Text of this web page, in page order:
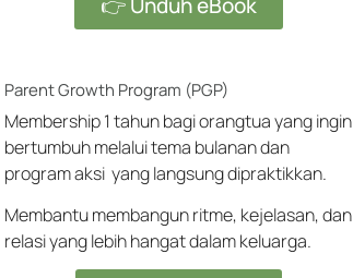
👉 Unduh eBook
Parent Growth Program (PGP)
Membership 1 tahun bagi orangtua yang ingin
bertumbuh melalui tema bulanan dan
program aksi yang langsung dipraktikkan.
Membantu membangun ritme, kejelasan, dan
relasi yang lebih hangat dalam keluarga.